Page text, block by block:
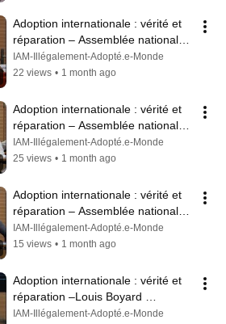
Adoption internationale : vérité et
réparation – Assemblée nationale
Y.Dénéchère F.Macedo IAM
IAM-Illégalement-Adopté.e-Monde
22 views • 1 month ago
Adoption internationale : vérité et
réparation – Assemblée nationale
(intégral) Association IAM
IAM-Illégalement-Adopté.e-Monde
25 views • 1 month ago
Adoption internationale : vérité et
réparation – Assemblée nationale
Collectif AJR Association IAM
IAM-Illégalement-Adopté.e-Monde
15 views • 1 month ago
Adoption internationale : vérité et
réparation –Louis Boyard
Assemblée nationale
IAM-Illégalement-Adopté.e-Monde